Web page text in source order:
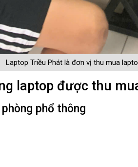
Laptop Triều Phát là đơn vị thu mua
laptop được thu
phổ thông